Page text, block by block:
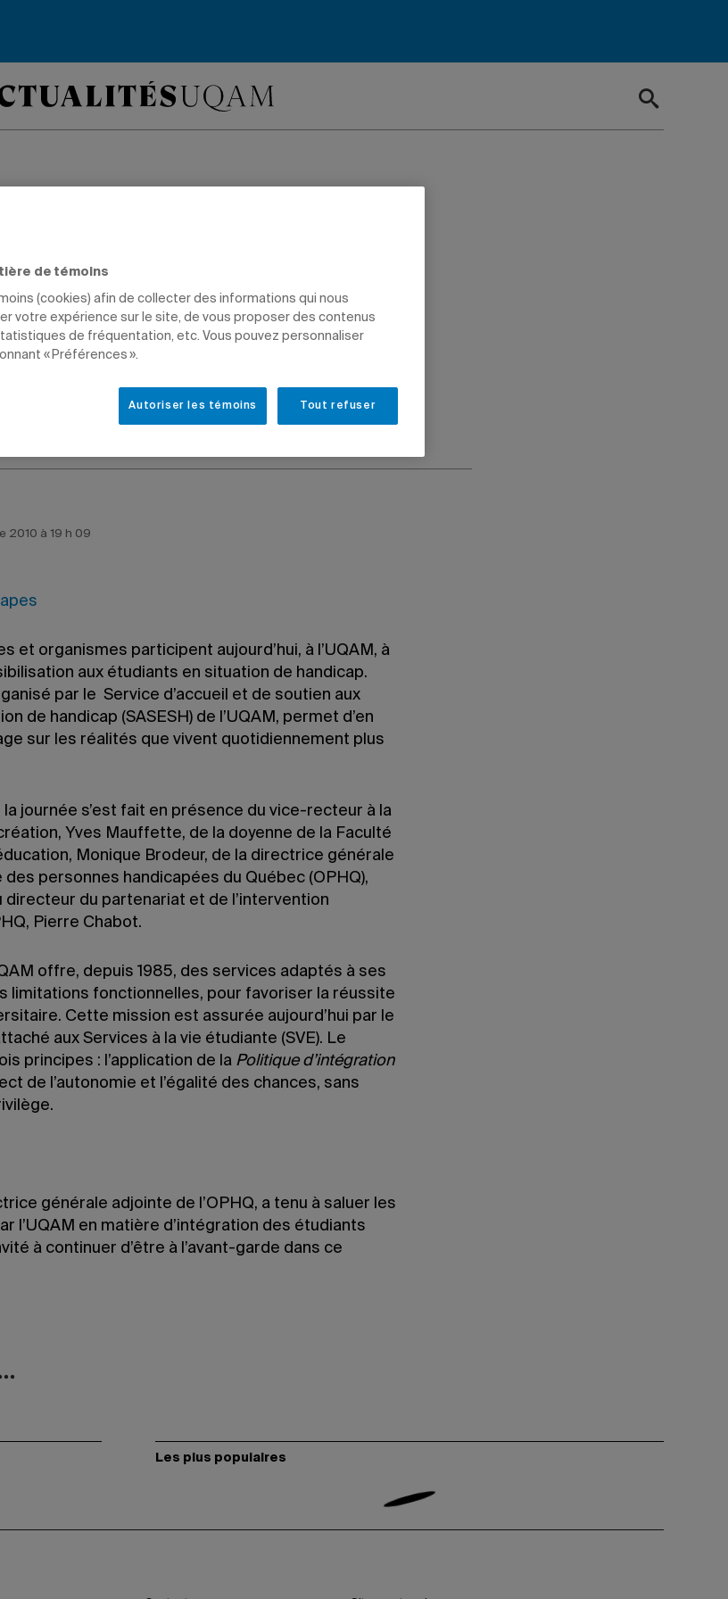
sensibilisation aux
situation de
2010 à 19 h 09
et organismes participent aujourd’hui, à l’UQAM, à
aux étudiants en situation de handicap.
par le Service d’accueil et de soutien aux
de handicap (SASESH) de l’UQAM, permet d’en
sur les réalités que vivent quotidiennement plus
la journée s’est fait en présence du vice-recteur à la
Yves Mauffette, de la doyenne de la Faculté
Monique Brodeur, de la directrice générale
des personnes handicapées du Québec (OPHQ),
directeur du partenariat et de l’intervention
Pierre Chabot.
offre, depuis 1985, des services adaptés à ses
limitations fonctionnelles, pour favoriser la réussite
Cette mission est assurée aujourd’hui par le
aux Services à la vie étudiante (SVE). Le
principes : l’application de la Politique d’intégration
de l’autonomie et l’égalité des chances, sans
générale adjointe de l’OPHQ, a tenu à saluer les
l’UQAM en matière d’intégration des étudiants
à continuer d’être à l’avant-garde dans ce
Les plus populaires
de témoins
(cookies) afin de collecter des informations qui nous
votre expérience sur le site, de vous proposer des contenus
de fréquentation, etc. Vous pouvez personnaliser
« Préférences ».
Tout refuser
Autoriser les témoins